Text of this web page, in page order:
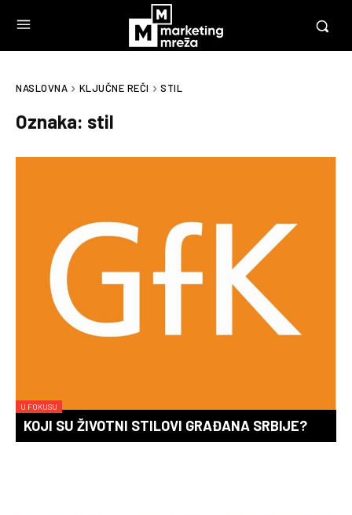
NASLOVNA KLJUČNE REČI STIL
Oznaka: stil
U FOKUSU
KOJI SU ŽIVOTNI STILOVI GRAĐANA SRBIJE?